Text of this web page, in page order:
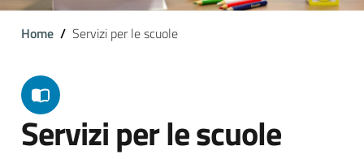
Home Servizi per le scuole
Servizi per le scuole